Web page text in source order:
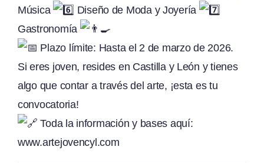
Música
Diseño de Moda y Joyería
Gastronomía
Plazo límite: Hasta el 2 de marzo de 2026.
Si eres joven, resides en Castilla y León y tienes
algo que contar a través del arte, ¡esta es tu
convocatoria!
Toda la información y bases aquí:
www.artejovencyl.com